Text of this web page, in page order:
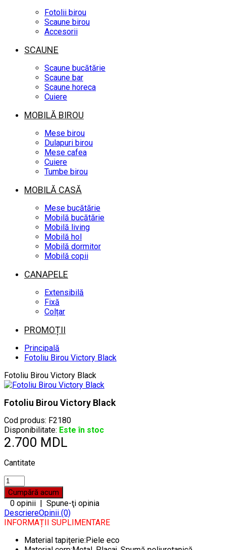
Fotolii birou
Scaune birou
Accesorii
SCAUNE
Scaune bucătărie
Scaune bar
Scaune horeca
Cuiere
MOBILĂ BIROU
Mese birou
Dulapuri birou
Mese cafea
Cuiere
Tumbe birou
MOBILĂ CASĂ
Mese bucătărie
Mobilă bucătărie
Mobilă living
Mobilă hol
Mobilă dormitor
Mobilă copii
CANAPELE
Extensibilă
Fixă
Colțar
PROMOȚII
Principală
Fotoliu Birou Victory Black
Fotoliu Birou Victory Black
Fotoliu Birou Victory Black
Cod produs: F2180
Disponibilitate: Este în stoc
2.700 MDL
Cantitate
0 opinii | Spune-ţi opinia
DescriereOpinii (0)
INFORMAȚII SUPLIMENTARE
Material tapițerie:Piele eco